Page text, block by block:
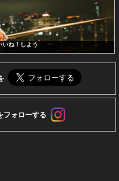
ね！しよう
ォローする